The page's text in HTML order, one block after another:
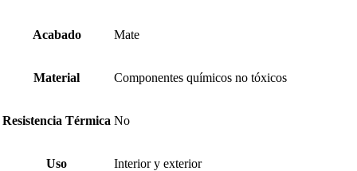
Acabado Mate
Material Componentes químicos no tóxicos
Resistencia Térmica No
Uso Interior y exterior